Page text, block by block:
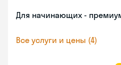
Для начинающих -
Все услуги и цены (4)